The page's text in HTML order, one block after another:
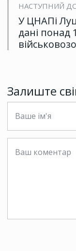
НАСТУПНИЙ
У ЦНАПі
дані понад
Залиште